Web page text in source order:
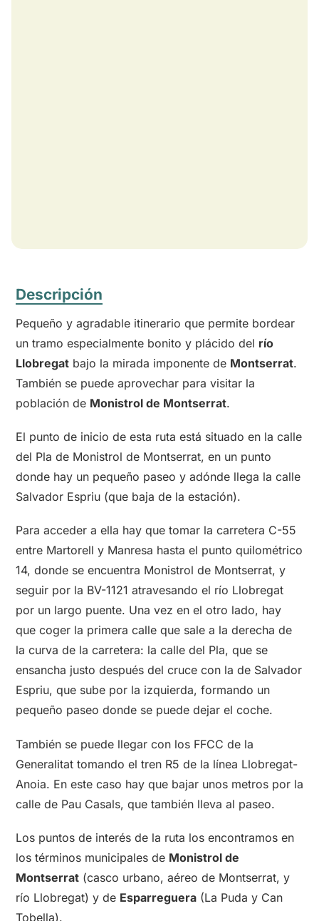
Descripción
Pequeño y agradable itinerario que permite bordear
un tramo especialmente bonito y plácido del río
Llobregat bajo la mirada imponente de Montserrat.
También se puede aprovechar para visitar la
población de Monistrol de Montserrat.
El punto de inicio de esta ruta está situado en la calle
del Pla de Monistrol de Montserrat, en un punto
donde hay un pequeño paseo y adónde llega la calle
Salvador Espriu (que baja de la estación).
Para acceder a ella hay que tomar la carretera C-55
entre Martorell y Manresa hasta el punto quilométrico
14, donde se encuentra Monistrol de Montserrat, y
seguir por la BV-1121 atravesando el río Llobregat
por un largo puente. Una vez en el otro lado, hay
que coger la primera calle que sale a la derecha de
la curva de la carretera: la calle del Pla, que se
ensancha justo después del cruce con la de Salvador
Espriu, que sube por la izquierda, formando un
pequeño paseo donde se puede dejar el coche.
También se puede llegar con los FFCC de la
Generalitat tomando el tren R5 de la línea Llobregat-
Anoia. En este caso hay que bajar unos metros por la
calle de Pau Casals, que también lleva al paseo.
Los puntos de interés de la ruta los encontramos en
los términos municipales de Monistrol de
Montserrat (casco urbano, aéreo de Montserrat, y
río Llobregat) y de Esparreguera (La Puda y Can
Tobella).